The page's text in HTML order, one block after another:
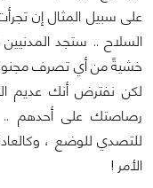
على سبيل المثال إن
خشيةً من أي تصرف
لكن نفترض أنك عديم
رصاصتك على أحدهم ..
الأمر !